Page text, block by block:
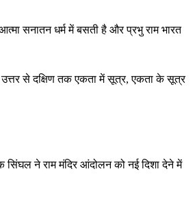
सनातन धर्म में बसती है और प्रभु राम भारत
उत्तर से दक्षिण तक एकता में सूत्र, एकता के सूत्र
सिंघल ने राम मंदिर आंदोलन को नई दिशा देने में